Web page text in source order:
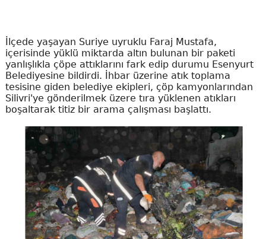
İlçede yaşayan Suriye uyruklu Faraj Mustafa,
içerisinde yüklü miktarda altın bulunan bir paketi
yanlışlıkla çöpe attıklarını fark edip durumu Esenyurt
Belediyesine bildirdi. İhbar üzerine atık toplama
tesisine giden belediye ekipleri, çöp kamyonlarından
Silivri'ye gönderilmek üzere tıra yüklenen atıkları
boşaltarak titiz bir arama çalışması başlattı.